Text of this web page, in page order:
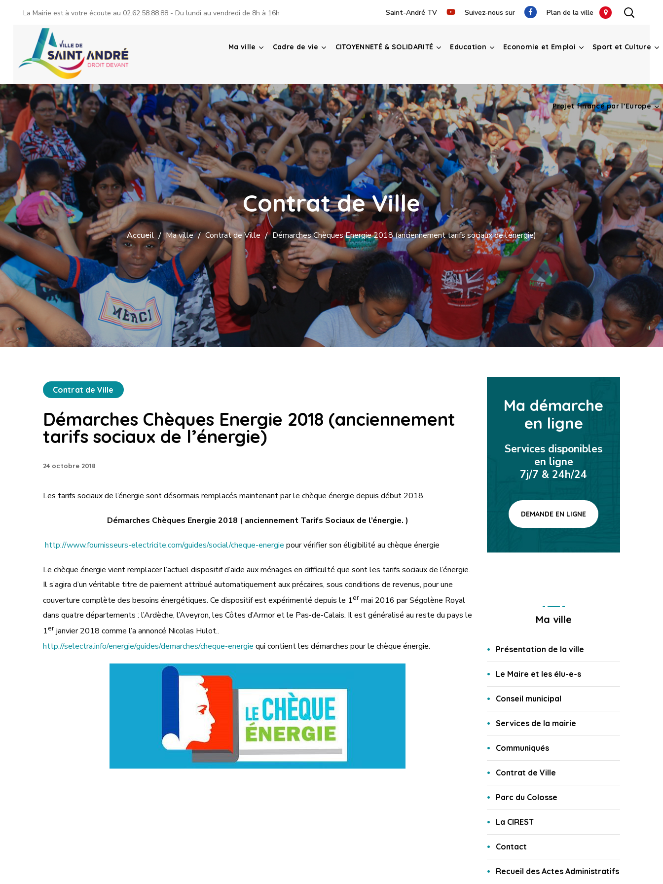
La Mairie est à votre écoute au 02.62.58.88.88 - Du lundi au vendredi de 8h à 16h Saint-André TV Suivez-nous sur Plan de la ville
Ma ville Cadre de vie CITOYENNETÉ & SOLIDARITÉ Education Economie et Emploi Sport et Culture
Projet financé par l’Europe
Contrat de Ville
Accueil Ma ville Contrat de Ville Démarches Chèques Energie 2018 (anciennement tarifs sociaux de l’énergie)
Contrat de Ville
Démarches Chèques Energie 2018 (anciennement
tarifs sociaux de l’énergie)
24 octobre 2018
Les tarifs sociaux de l’énergie sont désormais remplacés maintenant par le chèque énergie depuis début 2018.
Démarches Chèques Energie 2018 ( anciennement Tarifs Sociaux de l’énergie. )
http://www.fournisseurs-electricite.com/guides/social/cheque-energie pour vérifier son éligibilité au chèque énergie
Le chèque énergie vient remplacer l’actuel dispositif d’aide aux ménages en difficulté que sont les tarifs sociaux de l’énergie.
Il s’agira d’un véritable titre de paiement attribué automatiquement aux précaires, sous conditions de revenus, pour une
couverture complète des besoins énergétiques. Ce dispositif est expérimenté depuis le 1er mai 2016 par Ségolène Royal
dans quatre départements : l’Ardèche, l’Aveyron, les Côtes d’Armor et le Pas-de-Calais. Il est généralisé au reste du pays le
1er janvier 2018 comme l’a annoncé Nicolas Hulot..
http://selectra.info/energie/guides/demarches/cheque-energie qui contient les démarches pour le chèque énergie.
Ma démarche
en ligne
Services disponibles
en ligne
7j/7 & 24h/24
DEMANDE EN LIGNE
Ma ville
Présentation de la ville
Le Maire et les élu-e-s
Conseil municipal
Services de la mairie
Communiqués
Contrat de Ville
Parc du Colosse
La CIREST
Contact
Recueil des Actes Administratifs